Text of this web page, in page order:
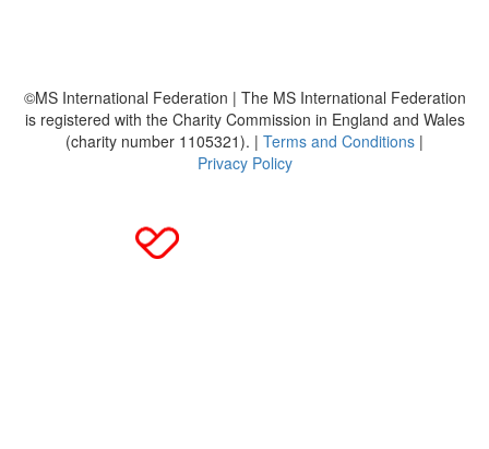
©MS International Federation | The MS International Federation
is registered with the Charity Commission in England and Wales
(charity number 1105321). | Terms and Conditions |
Privacy Policy